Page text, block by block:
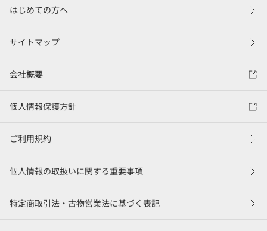
はじめての方へ
サイトマップ
会社概要
個人情報保護方針
ご利用規約
個人情報の取扱いに関する重要事項
特定商取引法・古物営業法に基づく表記